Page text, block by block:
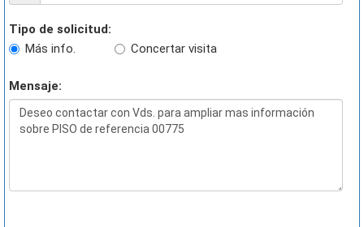
Tipo de solicitud:
Más info.
Concertar visita
Mensaje: